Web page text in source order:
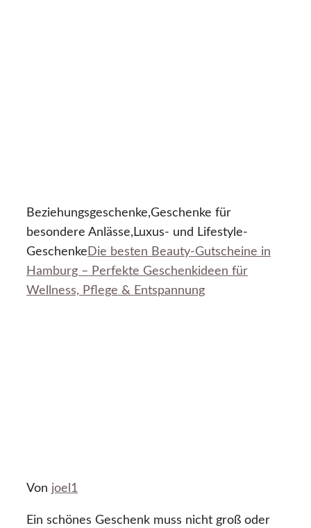
Beziehungsgeschenke,Geschenke für
besondere Anlässe,Luxus- und Lifestyle-
Geschenke Die besten Beauty-Gutscheine in
Hamburg – Perfekte Geschenkideen für
Wellness, Pflege & Entspannung
Von joel1
Ein schönes Geschenk muss nicht groß oder